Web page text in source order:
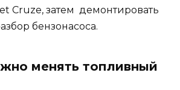
Cruze, затем демонтировать
бензонасоса.
менять топливный